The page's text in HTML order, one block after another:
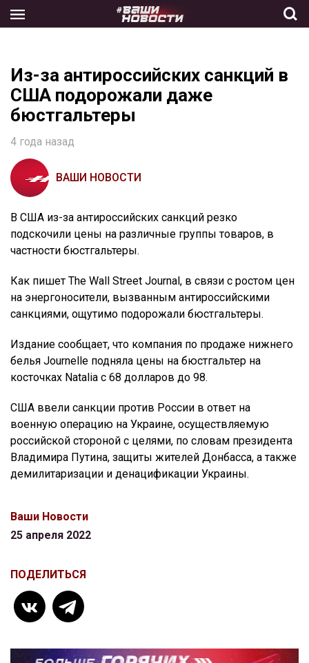
the
Из-за антироссийских санкций в
США подорожали даже
бюстгальтеры
4 года назад
ВАШИ НОВОСТИ
В США из-за антироссийских санкций резко
подскочили цены на различные группы товаров, в
частности бюстгальтеры.
Как пишет The Wall Street Journal, в связи с ростом цен
на энергоносители, вызванным антироссийскими
санкциями, ощутимо подорожали бюстгальтеры.
Издание сообщает, что компания по продаже нижнего
белья Journelle подняла цены на бюстгальтер на
косточках Natalia с 68 долларов до 98.
США ввели санкции против России в ответ на
военную операцию на Украине, осуществляемую
российской стороной с целями, по словам президента
Владимира Путина, защиты жителей Донбасса, а также
демилитаризации и денацификации Украины.
Ваши Новости
25 апреля 2022
ПОДЕЛИТЬСЯ